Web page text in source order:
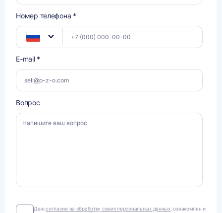
Номер телефона *
E-mail *
Вопрос
Даю
Даюсогласие на обработку своих персональных данных, ознакомлен и